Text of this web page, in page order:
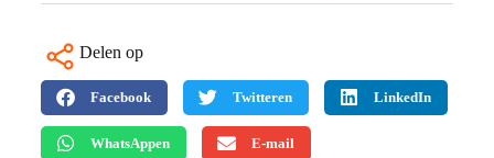
Delen op
Facebook Twitteren LinkedIn
WhatsAppen E-mail